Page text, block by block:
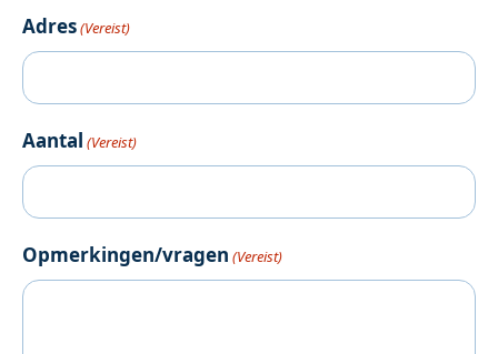
Adres(Vereist)
Aantal (Vereist)
Opmerkingen/vragen (Vereist)